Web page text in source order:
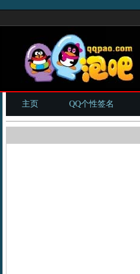
主页 QQ个性签名